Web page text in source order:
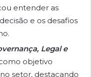
entender as
e os desafios
Legal e
objetivo
setor, destacando